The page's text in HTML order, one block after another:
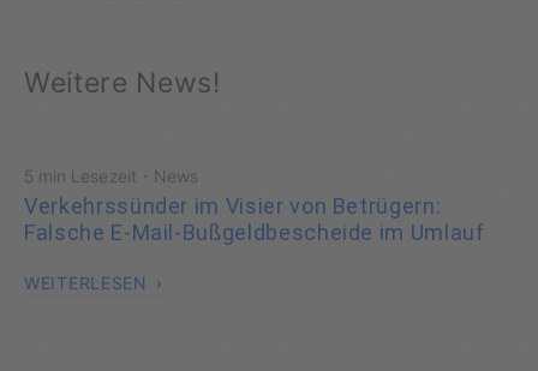
Weitere News!
5 min Lesezeit · News
Verkehrssünder im Visier von Betrügern:
Falsche E-Mail-Bußgeldbescheide im Umlauf
WEITERLESEN